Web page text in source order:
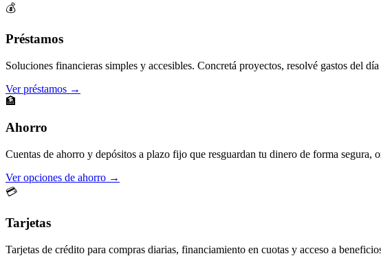
💰
Préstamos
Soluciones financieras simples y accesibles. Concretá proyectos, resolvé gastos del
Ver préstamos →
🏦
Ahorro
Cuentas de ahorro y depósitos a plazo fijo que resguardan tu dinero de forma segura,
Ver opciones de ahorro →
💳
Tarjetas
Tarjetas de crédito para compras diarias, financiamiento en cuotas y acceso a